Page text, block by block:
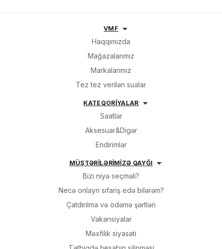
VMF
Haqqımızda
Mağazalarımız
Markalarımız
Tez tez verilən sualar
KATEQORİYALAR
Saatlar
Aksesuar&Digər
Endirimlər
MÜŞTƏRİLƏRİMİZƏ QAYĞI
Bizi niyə seçməli?
Necə onlayn sifariş edə bilərəm?
Çatdırılma və ödəmə şərtləri
Vakansiyalar
Məxfilik siyasəti